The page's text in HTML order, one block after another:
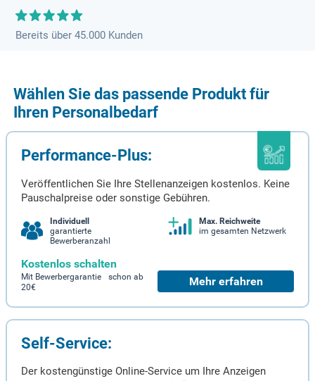
Bereits über 45.000 Kunden
Wählen Sie das passende Produkt für
Ihren Personalbedarf
Performance-Plus:
Veröffentlichen Sie Ihre Stellenanzeigen kostenlos. Keine
Pauschalpreise oder sonstige Gebühren.
Individuell
garantierte
Bewerberanzahl
Max. Reichweite
im gesamten Netzwerk
Kostenlos schalten
Mit Bewerbergarantie schon ab
20€
Mehr erfahren
Self-Service:
Der kostengünstige Online-Service um Ihre Anzeigen